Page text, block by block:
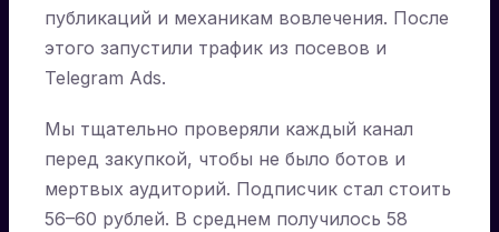
публикаций и механикам вовлечения. После
этого запустили трафик из посевов и
Telegram Ads.
Мы тщательно проверяли каждый канал
перед закупкой, чтобы не было ботов и
мертвых аудиторий. Подписчик стал стоить
56–60 рублей. В среднем получилось 58